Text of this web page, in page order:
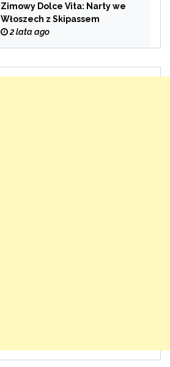
Zimowy Dolce Vita: Narty we
Włoszech z Skipassem
2 lata ago